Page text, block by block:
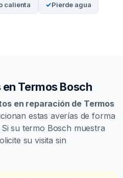
calienta Pierde agua
Termos Bosch
en reparación de Termos
estas averías de forma
su termo Bosch muestra
su visita sin